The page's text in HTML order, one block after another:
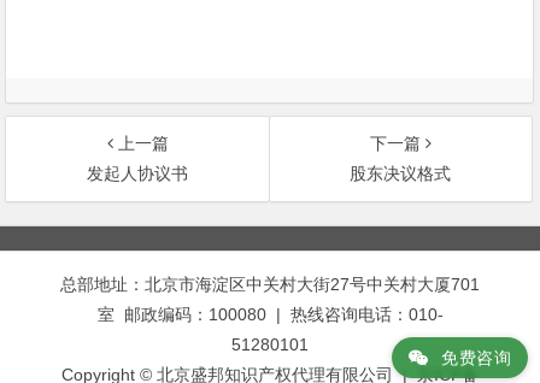
上一篇
发起人协议书
下一篇
股东决议格式
文
章
总部地址：北京市海淀区中关村大街27号中关村大厦701
室 邮政编码：100080 | 热线咨询电话：010-
51280101
Copyright © 北京盛邦知识产权代理有限公司 | 京ICP备
免费咨询